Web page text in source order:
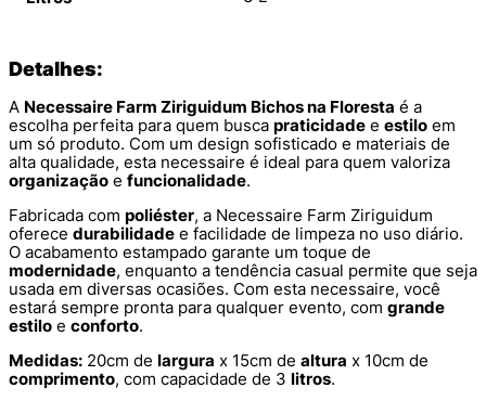
Detalhes:
A Necessaire Farm Ziriguidum Bichos na Floresta é a
escolha perfeita para quem busca praticidade e estilo em
um só produto. Com um design sofisticado e materiais de
alta qualidade, esta necessaire é ideal para quem valoriza
organização e funcionalidade.
Fabricada com poliéster, a Necessaire Farm Ziriguidum
oferece durabilidade e facilidade de limpeza no uso diário.
O acabamento estampado garante um toque de
modernidade, enquanto a tendência casual permite que seja
usada em diversas ocasiões. Com esta necessaire, você
estará sempre pronta para qualquer evento, com grande
estilo e conforto.
Medidas: 20cm de largura x 15cm de altura x 10cm de
comprimento, com capacidade de 3 litros.